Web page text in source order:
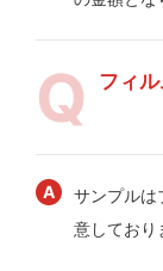
フィ
サンプルは
意しており